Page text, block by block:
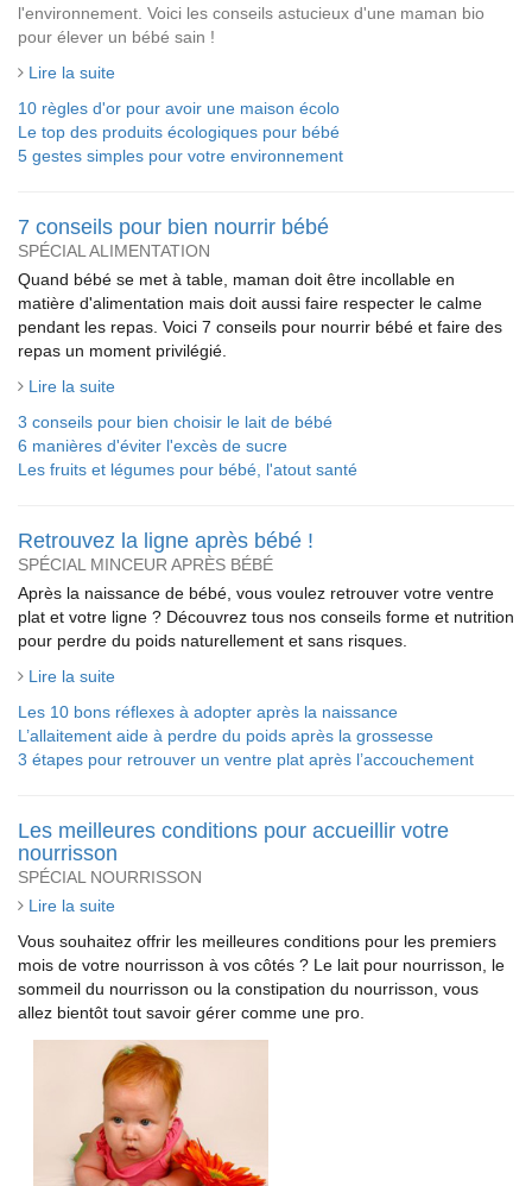
l'environnement. Voici les conseils astucieux d'une maman bio
pour élever un bébé sain !
Lire la suite
10 règles d'or pour avoir une maison écolo
Le top des produits écologiques pour bébé
5 gestes simples pour votre environnement
7 conseils pour bien nourrir bébé
SPÉCIAL ALIMENTATION
Quand bébé se met à table, maman doit être incollable en
matière d'alimentation mais doit aussi faire respecter le calme
pendant les repas. Voici 7 conseils pour nourrir bébé et faire des
repas un moment privilégié.
Lire la suite
3 conseils pour bien choisir le lait de bébé
6 manières d'éviter l'excès de sucre
Les fruits et légumes pour bébé, l'atout santé
Retrouvez la ligne après bébé !
SPÉCIAL MINCEUR APRÈS BÉBÉ
Après la naissance de bébé, vous voulez retrouver votre ventre
plat et votre ligne ? Découvrez tous nos conseils forme et nutrition
pour perdre du poids naturellement et sans risques.
Lire la suite
Les 10 bons réflexes à adopter après la naissance
L’allaitement aide à perdre du poids après la grossesse
3 étapes pour retrouver un ventre plat après l’accouchement
Les meilleures conditions pour accueillir votre
nourrisson
SPÉCIAL NOURRISSON
Lire la suite
Vous souhaitez offrir les meilleures conditions pour les premiers
mois de votre nourrisson à vos côtés ? Le lait pour nourrisson, le
sommeil du nourrisson ou la constipation du nourrisson, vous
allez bientôt tout savoir gérer comme une pro.